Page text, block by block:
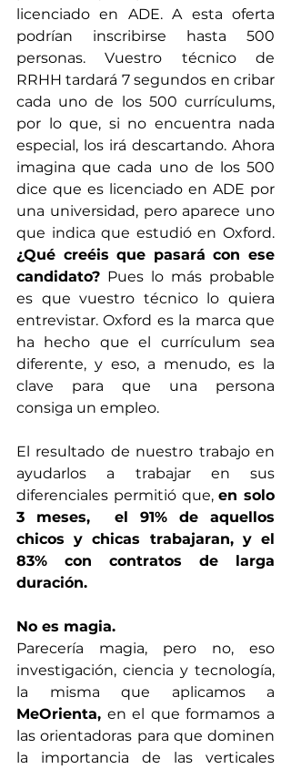
licenciado en ADE. A esta oferta
podrían inscribirse hasta 500
personas. Vuestro técnico de
RRHH tardará 7 segundos en cribar
cada uno de los 500 currículums,
por lo que, si no encuentra nada
especial, los irá descartando. Ahora
imagina que cada uno de los 500
dice que es licenciado en ADE por
una universidad, pero aparece uno
¿Qué creéis que pasará con ese
candidato? Pues lo más probable
es que vuestro técnico lo quiera
entrevistar. Oxford es la marca que
ha hecho que el currículum sea
diferente, y eso, a menudo, es la
clave para que una persona
consiga un empleo.
El resultado de nuestro trabajo en
ayudarlos a trabajar en sus
diferenciales permitió que, en solo
3 meses,  el 91% de aquellos
chicos y chicas trabajaran, y el
83% con contratos de larga
duración.
No es magia.
Parecería magia, pero no, eso
investigación, ciencia y tecnología,
MeOrienta, en el que formamos a
las orientadoras para que dominen
la importancia de las verticales